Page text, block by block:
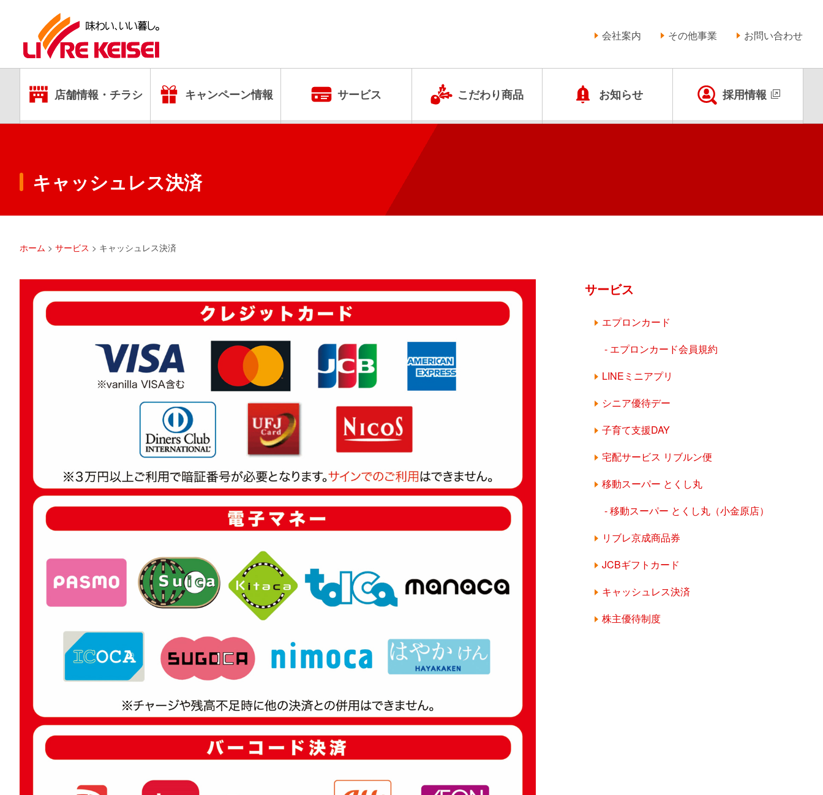
店舗情報・チラシ キャンペーン情報 サービス こだわり商品 お知らせ 採用情報
会社案内 その他事業 お問い合わせ
キャッシュレス決済
ホーム > サービス > キャッシュレス決済
サービス
エプロンカード
エプロンカード会員規約
LINEミニアプリ
シニア優待デー
子育て支援DAY
宅配サービス リブルン便
移動スーパー とくし丸
移動スーパー とくし丸（小金原店）
リブレ京成商品券
JCBギフトカード
キャッシュレス決済
株主優待制度